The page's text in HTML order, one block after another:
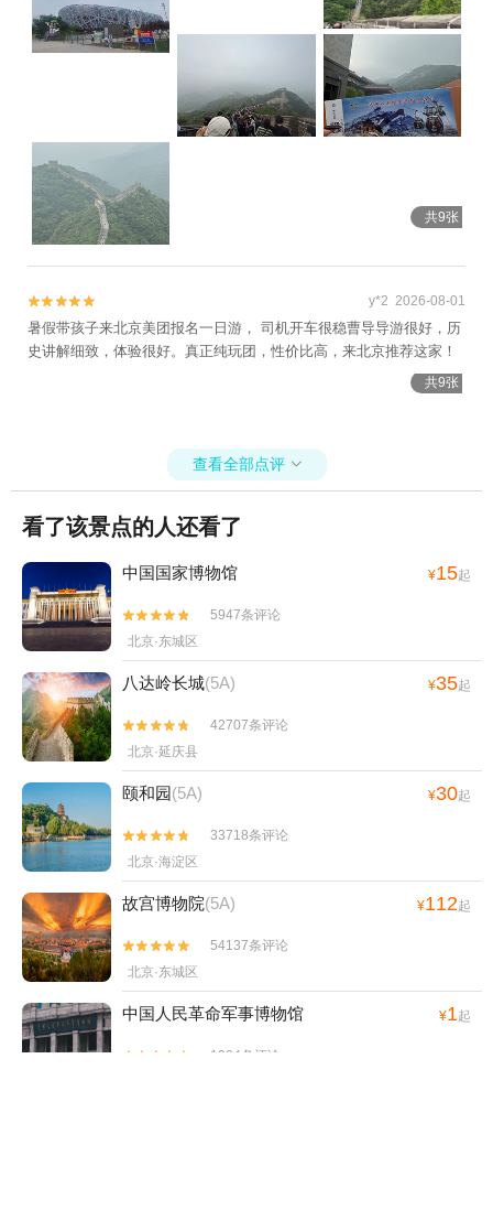
共9张

 y*2 2026-08-01
暑假带孩子来北京美团报名一日游， 司机开车很稳曹导导游很好，历
史讲解细致，体验很好。真正纯玩团，性价比高，来北京推荐这家！
共9张
查看全部点评 
看了该景点的人还看了
中国国家博物馆 ¥15起


5947条评论
北京·东城区
八达岭长城(5A) ¥35起


42707条评论
北京·延庆县
颐和园(5A) ¥30起


33718条评论
北京·海淀区
故宫博物院(5A) ¥112起


54137条评论
北京·东城区
中国人民革命军事博物馆 ¥1起


1924条评论